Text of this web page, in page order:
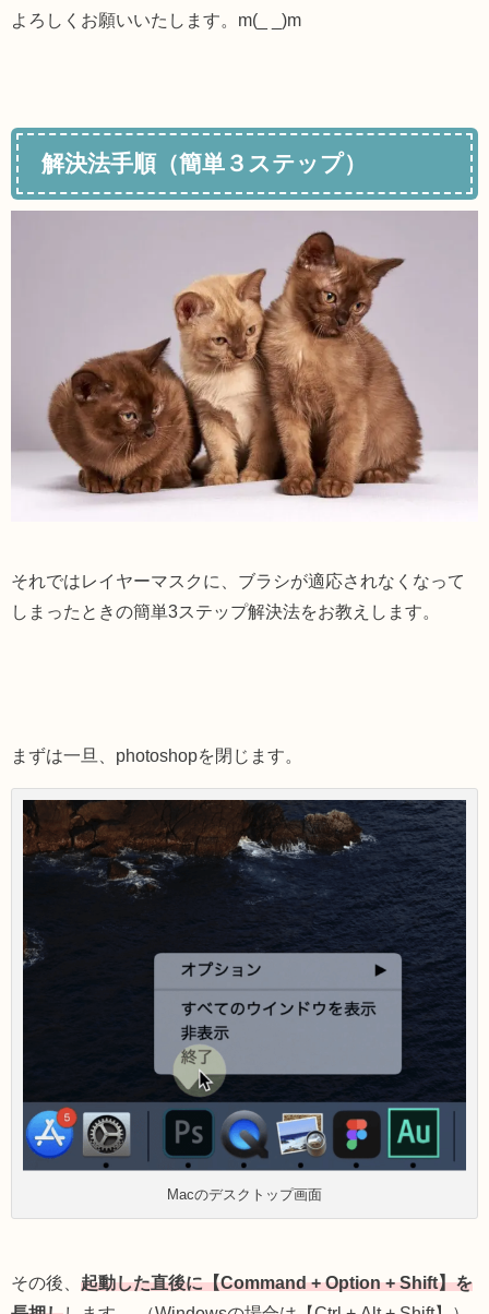
よろしくお願いいたします。m(_ _)m
解決法手順（簡単３ステップ）
それではレイヤーマスクに、ブラシが適応されなくなって
しまったときの簡単3ステップ解決法をお教えします。
まずは一旦、photoshopを閉じます。
Macのデスクトップ画面
その後、 起動した直後に【Command + Option + Shift】を